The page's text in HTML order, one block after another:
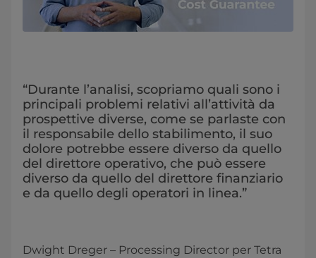
“Durante l’analisi, scopriamo quali sono i
principali problemi relativi all’attività da
prospettive diverse, come se parlaste con
il responsabile dello stabilimento, il suo
dolore potrebbe essere diverso da quello
del direttore operativo, che può essere
diverso da quello del direttore finanziario
e da quello degli operatori in linea.”
Dwight Dreger – Processing Director per Tetra